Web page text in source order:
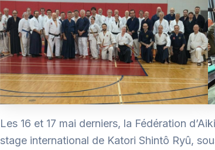
Les 16 et 17 mai derniers, la Fédération
stage international de Katori Shintô Ryû,